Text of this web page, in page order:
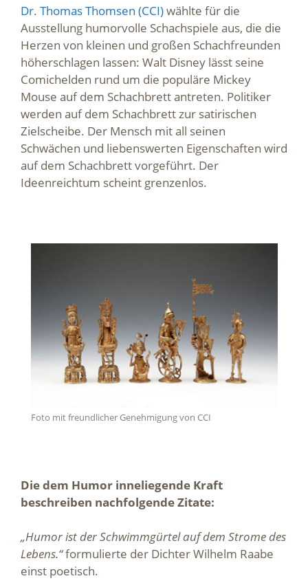
Dr. Thomas Thomsen (CCI)wählte für die
Ausstellung humorvolle Schachspiele aus, die die
Herzen von kleinen und großen Schachfreunden
höherschlagen lassen: Walt Disney lässt seine
Comichelden rund um die populäre Mickey
Mouse auf dem Schachbrett antreten. Politiker
werden auf dem Schachbrett zur satirischen
Zielscheibe. Der Mensch mit all seinen
Schwächen und liebenswerten Eigenschaften wird
auf dem Schachbrett vorgeführt. Der
Ideenreichtum scheint grenzenlos.
Foto mit freundlicher Genehmigung von CCI
Die dem Humor inneliegende Kraft
beschreiben nachfolgende Zitate:
„Humor ist der Schwimmgürtel auf dem Strome des
Lebens.“formulierte der Dichter Wilhelm Raabe
einst poetisch.